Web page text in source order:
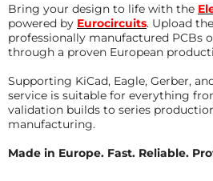
Bring your design to life with the
powered by Eurocircuits. Upload
professionally manufactured PCBs
through a proven European
Supporting KiCad, Eagle, Gerber,
service is suitable for everything
validation builds to series
manufacturing.
Made in Europe. Fast. Reliable.